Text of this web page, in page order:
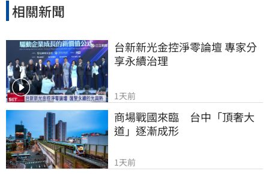
相關新聞
台新新光金控淨零論壇 專家分
享永續治理
1天前
商場戰國來臨　台中「頂奢大
道」逐漸成形
1天前